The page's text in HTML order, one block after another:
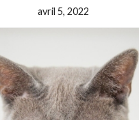
avril 5, 2022